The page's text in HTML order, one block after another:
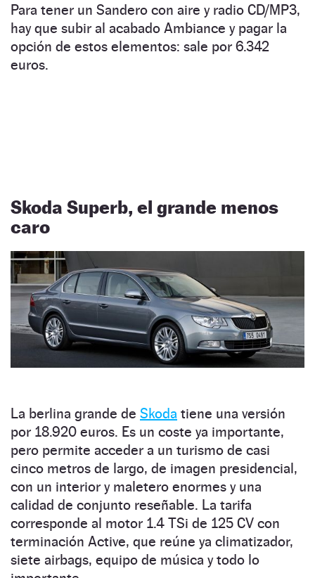
Para tener un Sandero con aire y radio CD/MP3,
hay que subir al acabado Ambiance y pagar la
opción de estos elementos: sale por 6.342
euros.
Skoda Superb, el grande menos
caro
La berlina grande de Skoda tiene una versión
por 18.920 euros. Es un coste ya importante,
pero permite acceder a un turismo de casi
cinco metros de largo, de imagen presidencial,
con un interior y maletero enormes y una
calidad de conjunto reseñable. La tarifa
corresponde al motor 1.4 TSi de 125 CV con
terminación Active, que reúne ya climatizador,
siete airbags, equipo de música y todo lo